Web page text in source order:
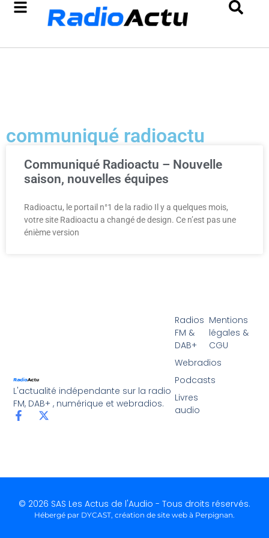
communiqué radioactu
Communiqué Radioactu – Nouvelle
saison, nouvelles équipes
Radioactu, le portail n°1 de la radio Il y a quelques mois,
votre site Radioactu a changé de design. Ce n’est pas une
énième version
L'actualité indépendante sur la radio
FM, DAB+ , numérique et webradios.
Radios
FM &
DAB+
Webradios
Podcasts
Livres
audio
Mentions
légales &
CGU
© 2026 SAS Les Actus de l'Audio - Tous droits réservés.
Hébergé par DYCAST, création de site web à Perpignan.